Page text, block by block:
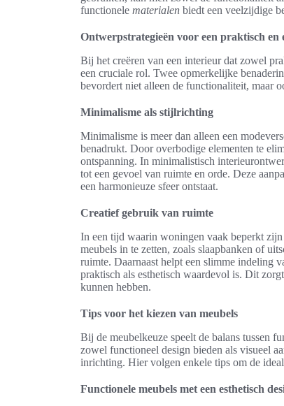
functionele materialen biedt een veelzijdige
Ontwerpstrategieën voor een praktisch en
Bij het creëren van een interieur dat zowel
een cruciale rol. Twee opmerkelijke
bevordert niet alleen de functionaliteit, maar
Minimalisme als stijlrichting
Minimalisme is meer dan alleen een
benadrukt. Door overbodige elementen te
ontspanning. In minimalistisch
tot een gevoel van ruimte en orde. Deze
een harmonieuze sfeer ontstaat.
Creatief gebruik van ruimte
In een tijd waarin woningen vaak beperkt
meubels in te zetten, zoals slaapbanken of
ruimte. Daarnaast helpt een slimme indeling
praktisch als esthetisch waardevol is. Dit
kunnen hebben.
Tips voor het kiezen van meubels
Bij de meubelkeuze speelt de balans tussen
zowel functioneel design bieden als visueel
inrichting. Hier volgen enkele tips om de
Functionele meubels met een esthetisch